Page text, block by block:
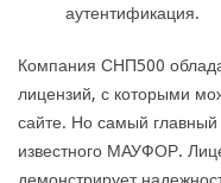
аутентификация.
Компания СНП500
лицензий, с которыми
сайте. Но самый главный
известного МАУФОР.